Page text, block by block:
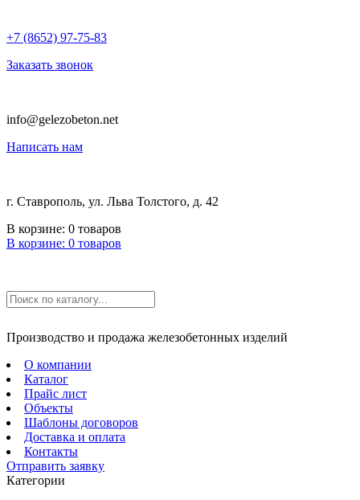
+7 (8652) 97-75-83
Заказать звонок
info@gelezobeton.net
Написать нам
г. Ставрополь, ул. Льва Толстого, д. 42
В корзине: 0 товаров
В корзине: 0 товаров
Производство и продажа железобетонных изделий
О компании
Каталог
Прайс лист
Объекты
Шаблоны договоров
Доставка и оплата
Контакты
Отправить заявку
Категории